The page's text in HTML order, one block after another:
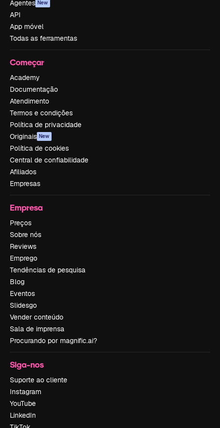
Agentes New
API
App móvel
Todas as ferramentas
Começar
Academy
Documentação
Atendimento
Termos e condições
Política de privacidade
Originais New
Política de cookies
Central de confiabilidade
Afiliados
Empresas
Empresa
Preços
Sobre nós
Reviews
Emprego
Tendências de pesquisa
Blog
Eventos
Slidesgo
Vender conteúdo
Sala de imprensa
Procurando por magnific.ai?
Siga-nos
Suporte ao cliente
Instagram
YouTube
LinkedIn